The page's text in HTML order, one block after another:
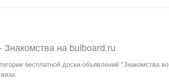
Знакомства на bulboard.ru
бесплатной доски объявлений "Знакомства во